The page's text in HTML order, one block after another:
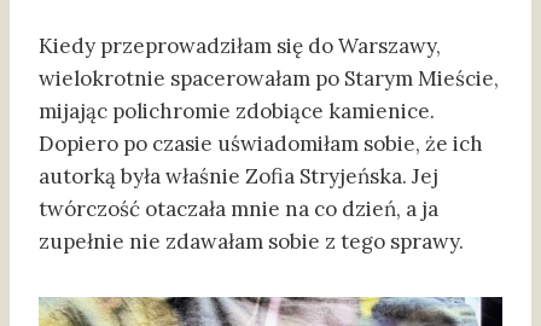
Kiedy przeprowadziłam się do Warszawy,
wielokrotnie spacerowałam po Starym Mieście,
mijając polichromie zdobiące kamienice.
Dopiero po czasie uświadomiłam sobie, że ich
autorką była właśnie Zofia Stryjeńska. Jej
twórczość otaczała mnie na co dzień, a ja
zupełnie nie zdawałam sobie z tego sprawy.